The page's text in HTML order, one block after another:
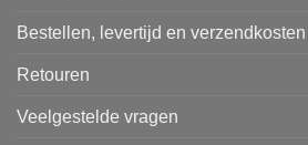
Bestellen, levertijd en verzendkosten
Retouren
Veelgestelde vragen